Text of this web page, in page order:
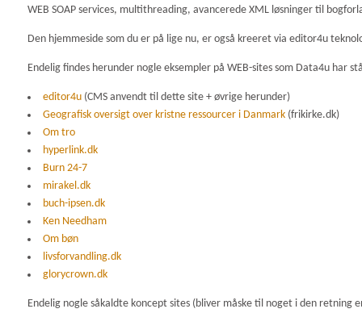
WEB SOAP services, multithreading, avancerede XML løsninger til
Den hjemmeside som du er på lige nu, er også kreeret via editor4u
Endelig findes herunder nogle eksempler på WEB-sites som Data4u har
editor4u (CMS anvendt til dette site + øvrige herunder)
Geografisk oversigt over kristne ressourcer i Danmark (frikirke.dk)
Om tro
hyperlink.dk
Burn 24-7
mirakel.dk
buch-ipsen.dk
Ken Needham
Om bøn
livsforvandling.dk
glorycrown.dk
Endelig nogle såkaldte koncept sites (bliver måske til noget i den retning